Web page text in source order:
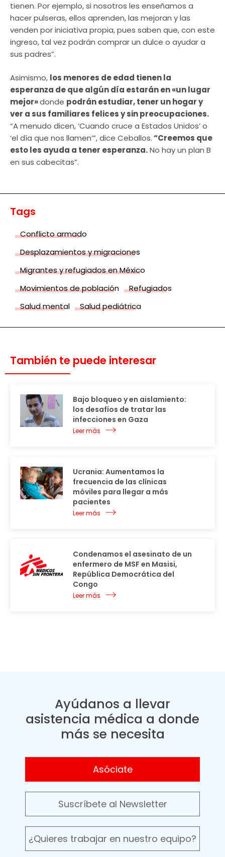
tienen. Por ejemplo, si nosotros les enseñamos a
hacer pulseras, ellos aprenden, las mejoran y las
venden por iniciativa propia, pues saben que, con este
ingreso, tal vez podrán comprar un dulce o ayudar a
sus padres”.
Asimismo, los menores de edad tienen la
esperanza de que algún día estarán en «un lugar
mejor»donde podrán estudiar, tener un hogar y
ver a sus familiares felices y sin preocupaciones.
“A menudo dicen, ‘Cuando cruce a Estados Unidos’ o
‘el día que nos llamen’”, dice Ceballos.“Creemos que
esto les ayuda a tener esperanza.No hay un plan B
en sus cabecitas”.
Tags
Conflicto armado
Desplazamientos y migraciones
Migrantes y refugiados en México
Movimientos de población
Refugiados
Salud mental
Salud pediátrica
También te puede interesar
Bajo bloqueo y en aislamiento:
los desafíos de tratar las
infecciones en Gaza
Leer más
Ucrania: Aumentamos la
frecuencia de las clínicas
móviles para llegar a más
pacientes
Leer más
Condenamos el asesinato de un
enfermero de MSF en Masisi,
República Democrática del
Congo
Leer más
Ayúdanos a llevar
asistencia médica a donde
más se necesita
Asóciate
Suscríbete al Newsletter
¿Quieres trabajar en nuestro equipo?